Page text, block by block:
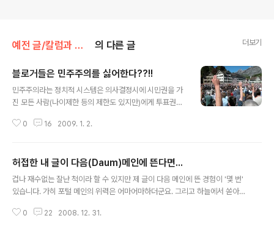
예전 글/칼럼과 단상 의 다른 글 더보기
블로거들은 민주주의를 싫어한다??!!
민주주의라는 정치적 시스템은 의사결정시에 시민권을 가
진 모든 사람(나이제한 등의 제한도 있지만)에게 투표권을
의미합니다. A가 좋으냐 B가 좋으냐라는 선택의 상황에서
지금 전세계 대다수의 국가는 민주주의 국가입니다. 하지
만 민주주의 시스템이 갖는 결정적인 결점이 있는데 바로
소수의 의견을 개무시한다는 겁니다. 최대다수의 최대행복
쓴다는 겁니다. 그래서 이런 독단을 대비하기 위해 자유민
0 16 2009. 1. 2.
허접한 내 글이 다음(Daum)메인에 뜬다면...
겁나 재수없는 잘난 척이라 할 수 있지만 제 글이 다음 메인에 뜬 경험이 '몇 번'
있습니다. 가히 포털 메인의 위력은 어마어마하더군요. 그리고 하늘에서 쏟아져
랐습니다. 그런데 정성을 다해 - 고민을 하며 쓴 글이 다음 메인에 올라간 것이
0 22 2008. 12. 31.